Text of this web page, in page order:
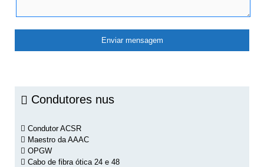
Condutores nus
Condutor ACSR
Maestro da AAAC
OPGW
Cabo de fibra ótica 24 e 48